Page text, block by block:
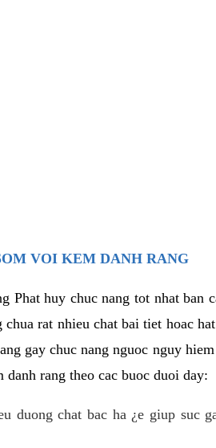
VOI KEM DANH RANG
Phat huy chuc nang tot nhat ban
rat nhieu chat bai tiet hoac
gay chuc nang nguoc nguy
rang theo cac buoc duoi day:
duong chat bac ha ¿e giup suc